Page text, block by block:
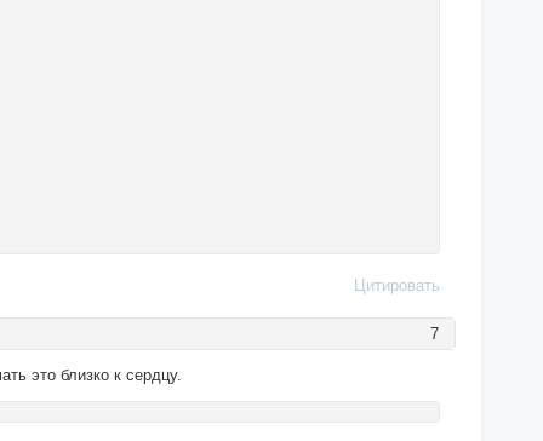
Цитировать
7
это близко к сердцу.